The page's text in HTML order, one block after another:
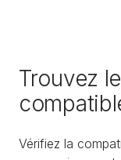
Trouvez
Vérifiez la